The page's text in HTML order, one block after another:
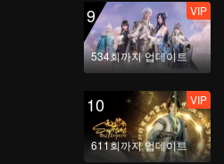
9
534회까지 업데이트
VIP
10
611회까지 업데이트
VIP